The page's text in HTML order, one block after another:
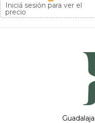
Iniciá sesión para ver el
precio